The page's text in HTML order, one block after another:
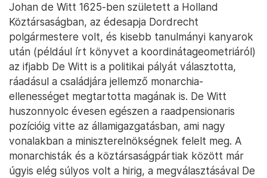
Johan de Witt 1625-ben született a Holland
Köztársaságban, az édesapja Dordrecht
polgármestere volt, és kisebb tanulmányi kanyarok
után (például írt könyvet a koordinátageometriáról)
az ifjabb De Witt is a politikai pályát választotta,
ráadásul a családjára jellemző monarchia-
ellenességet megtartotta magának is. De Witt
huszonnyolc évesen egészen a raadpensionaris
pozícióig vitte az államigazgatásban, ami nagy
vonalakban a miniszterelnökségnek felelt meg. A
monarchisták és a köztársaságpártiak között már
úgyis elég súlyos volt a hirig, a megválasztásával De